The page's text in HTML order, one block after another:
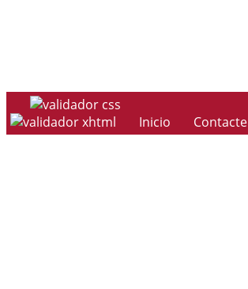
Inicio Contacte